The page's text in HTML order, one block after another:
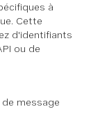
à
Cette
d'identifiants
ou de
de message